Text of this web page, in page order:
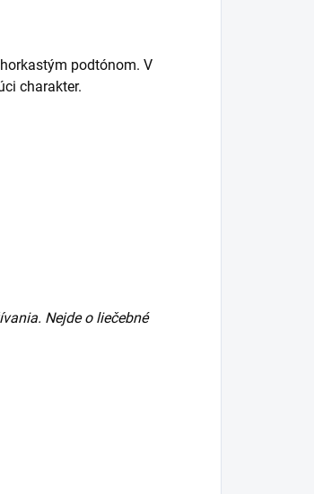
podtónom. V
charakter.
Nejde o liečebné